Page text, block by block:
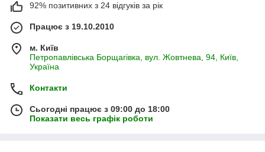
92% позитивних з 24 відгуків за рік
Працює з 19.10.2010
м. Київ
Петропавлівська Борщагівка, вул. Жовтнева, 94, Київ,
Україна
Контакти
Сьогодні працює з 09:00 до 18:00
Показати весь графік роботи